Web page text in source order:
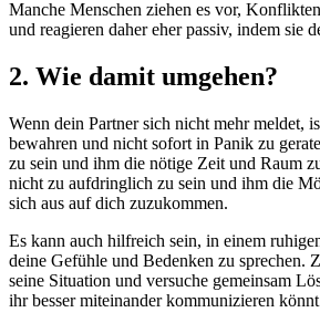
Manche Menschen ziehen es vor,
und reagieren daher eher passiv, indem sie
2. Wie damit umgehen?
Wenn dein Partner sich nicht mehr meldet,
bewahren und nicht sofort in Panik zu
zu sein und ihm die nötige Zeit und Raum
nicht zu aufdringlich zu sein und ihm die
sich aus auf dich zuzukommen.
Es kann auch hilfreich sein, in einem
deine Gefühle und Bedenken zu sprechen.
seine Situation und versuche gemeinsam
ihr besser miteinander kommunizieren